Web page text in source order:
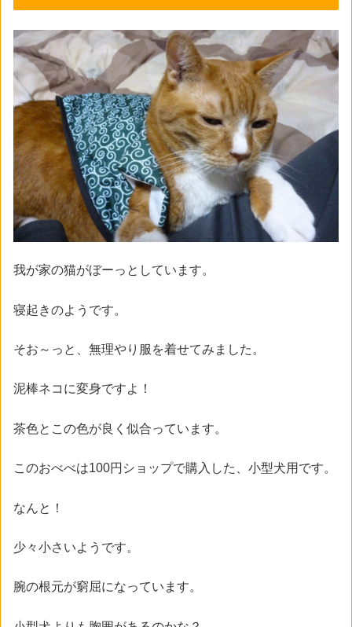
我が家の猫がぼーっとしています。
寝起きのようです。
そお～っと、無理やり服を着せてみました。
泥棒ネコに変身ですよ！
茶色とこの色が良く似合っています。
このおべべは100円ショップで購入した、小型犬用です。
なんと！
少々小さいようです。
腕の根元が窮屈になっています。